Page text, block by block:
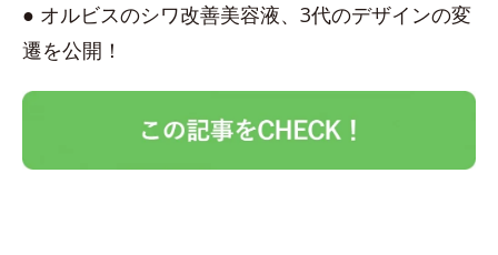
● オルビスのシワ改善美容液、3代のデザインの変
遷を公開！